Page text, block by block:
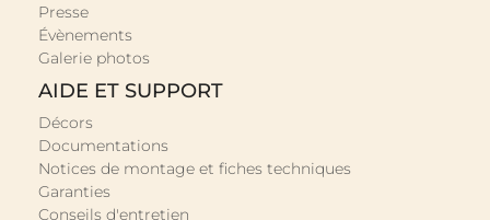
Presse
Évènements
Galerie photos
AIDE ET SUPPORT
Décors
Documentations
Notices de montage et fiches techniques
Garanties
Conseils d'entretien